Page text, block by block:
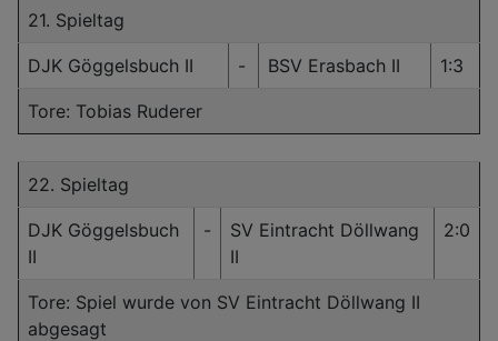
21. Spieltag
DJK Göggelsbuch II - BSV Erasbach II 1:3
Tore: Tobias Ruderer
22. Spieltag
DJK Göggelsbuch
II
-
SV Eintracht Döllwang
II
2:0
Tore: Spiel wurde von SV Eintracht Döllwang II
abgesagt